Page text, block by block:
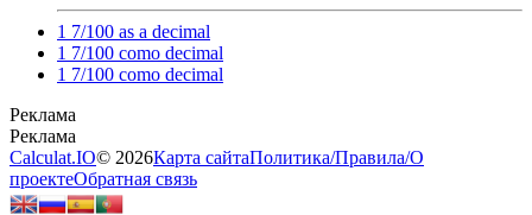
1 7/100 as a decimal
1 7/100 como decimal
1 7/100 como decimal
Calculat.IO© 2026Карта сайтаПолитика/Правила/О
проектеОбратная связь